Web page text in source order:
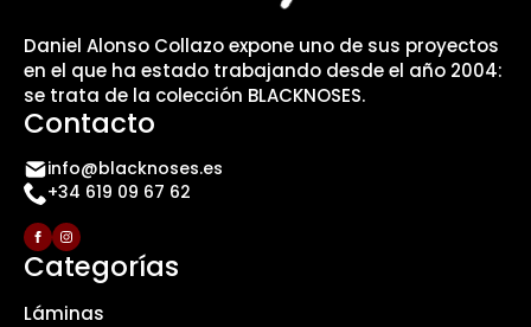
Daniel Alonso Collazo expone uno de sus proyectos
en el que ha estado trabajando desde el año 2004:
se trata de la colección BLACKNOSES.
Contacto
info@blacknoses.es
+34 619 09 67 62
Categorías
Láminas